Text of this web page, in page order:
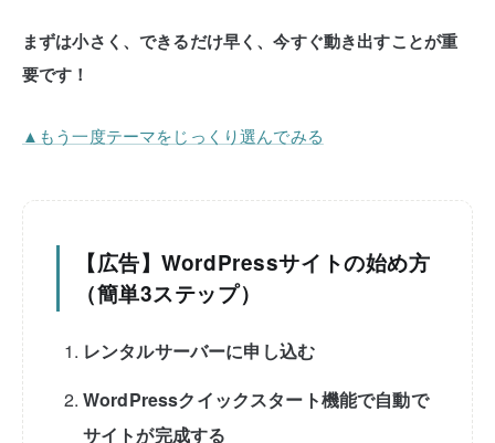
まずは小さく、できるだけ早く、今すぐ動き出すことが重
要です！
▲もう一度テーマをじっくり選んでみる
【広告】WordPressサイトの始め方
（簡単3ステップ）
レンタルサーバーに申し込む
WordPressクイックスタート機能で自動で
サイトが完成する